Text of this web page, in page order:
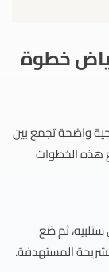
خطوة
واضحة تجمع بين
هذه الخطوات
ستلبيه، ثم ضع
المستهدفة.